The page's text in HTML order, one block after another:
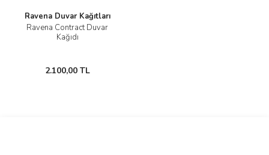
Ravena Duvar Kağıtları
Ravena Contract Duvar
Kağıdı
2.100,00 TL